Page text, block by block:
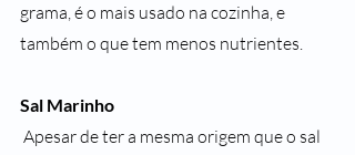
grama, é o mais usado na cozinha, e
também o que tem menos nutrientes.
Sal Marinho